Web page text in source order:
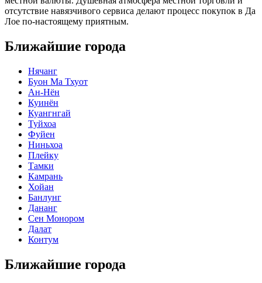
отсутствие навязчивого сервиса делают процесс покупок в Да
Лое по-настоящему приятным.
Ближайшие города
Нячанг
Буон Ма Тхуот
Ан-Нён
Куинён
Куангнгай
Туйхоа
Фуйен
Ниньхоа
Плейку
Тамки
Камрань
Хойан
Банлунг
Дананг
Сен Монором
Далат
Контум
Ближайшие города